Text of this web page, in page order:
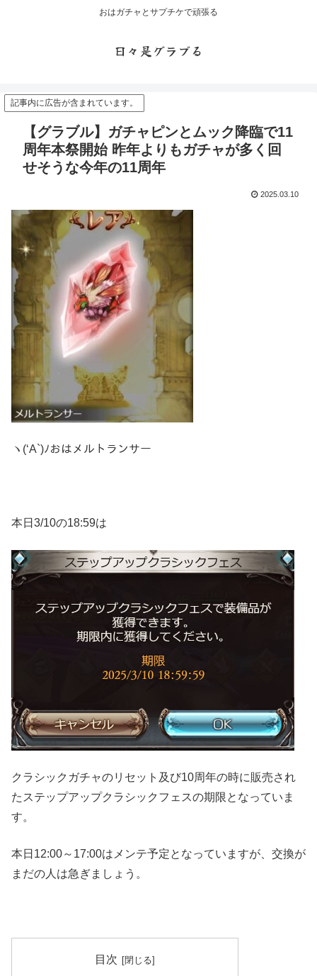
おはガチャとサプチケで頑張る
日々是グラブる
記事内に広告が含まれています。
【グラブル】ガチャピンとムック降臨で11
周年本祭開始 昨年よりもガチャが多く回
せそうな今年の11周年
2025.03.10
ヽ(‘A`)ﾉおはメルトランサー
本日3/10の18:59は
クラシックガチャのリセット及び10周年の時に販売され
たステップアップクラシックフェスの期限となっていま
す。
本日12:00～17:00はメンテ予定となっていますが、交換が
まだの人は急ぎましょう。
目次